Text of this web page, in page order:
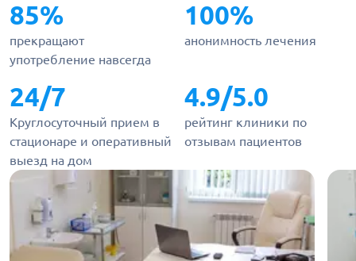
85%
прекращают
употребление навсегда
100%
анонимность лечения
24/7
Круглосуточный прием в
стационаре и оперативный
выезд на дом
4.9/5.0
рейтинг клиники по
отзывам пациентов